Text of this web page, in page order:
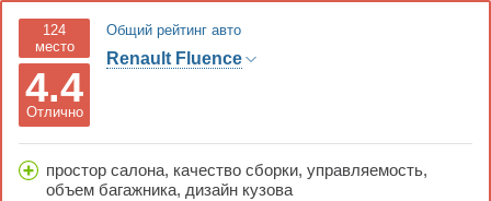
124
место
Отлично
4.4
Общий рейтинг авто
Renault Fluence
простор салона, качество сборки, управляемость,
объем багажника, дизайн кузова